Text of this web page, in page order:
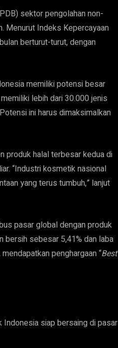
sektor pengolahan non-
Menurut Indeks Kepercayaan
berturut-turut, dengan
memiliki potensi besar
lebih dari 30.000 jenis
ini harus dimaksimalkan
produk halal terbesar kedua di
“Industri kosmetik nasional
yang terus tumbuh,” lanjut
pasar global dengan produk
bersih sebesar 5,41% dan laba
penghargaan “Best
Indonesia siap bersaing di pasar